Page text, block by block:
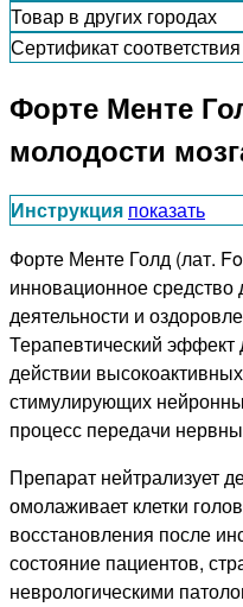
Товар в других городах
Сертификат соответствия
Форте Менте
молодости
Инструкция показать
Форте Менте Голд (лат.
инновационное
деятельности и
Терапевтический
действии
стимулирующих
процесс передачи
Препарат нейтрализует
омолаживает клетки
восстановления после
состояние пациентов,
неврологическими